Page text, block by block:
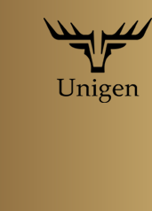
Aller